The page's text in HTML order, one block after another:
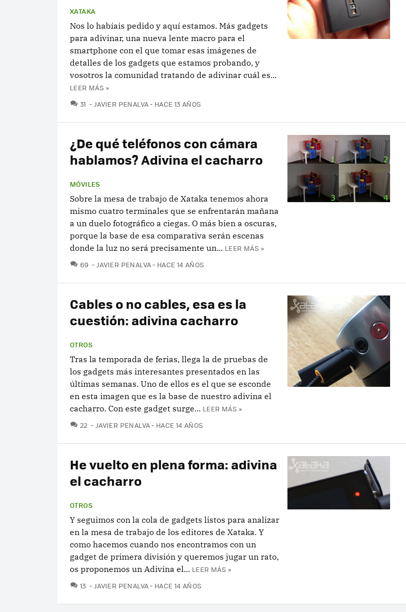
XATAKA
Nos lo habíais pedido y aquí estamos. Más gadgets
para adivinar, una nueva lente macro para el
smartphone con el que tomar esas imágenes de
detalles de los gadgets que estamos probando, y
vosotros la comunidad tratando de adivinar cuál es...
LEER MÁS »
31 COMENTARIOS
JAVIER PENALVA HACE 13 AÑOS
¿De qué teléfonos con cámara
hablamos? Adivina el cacharro
MÓVILES
Sobre la mesa de trabajo de Xataka tenemos ahora
mismo cuatro terminales que se enfrentarán mañana
a un duelo fotográfico a ciegas. O más bien a oscuras,
porque la base de esa comparativa serán escenas
donde la luz no será precisamente un... LEER MÁS »
69 COMENTARIOS
JAVIER PENALVA HACE 14 AÑOS
Cables o no cables, esa es la
cuestión: adivina cacharro
OTROS
Tras la temporada de ferias, llega la de pruebas de
los gadgets más interesantes presentados en las
últimas semanas. Uno de ellos es el que se esconde
en esta imagen que es la base de nuestro adivina el
cacharro. Con este gadget surge... LEER MÁS »
22 COMENTARIOS
JAVIER PENALVA HACE 14 AÑOS
He vuelto en plena forma: adivina
el cacharro
OTROS
Y seguimos con la cola de gadgets listos para analizar
en la mesa de trabajo de los editores de Xataka. Y
como hacemos cuando nos encontramos con un
gadget de primera división y queremos jugar un rato,
os proponemos un Adivina el... LEER MÁS »
13 COMENTARIOS
JAVIER PENALVA HACE 14 AÑOS